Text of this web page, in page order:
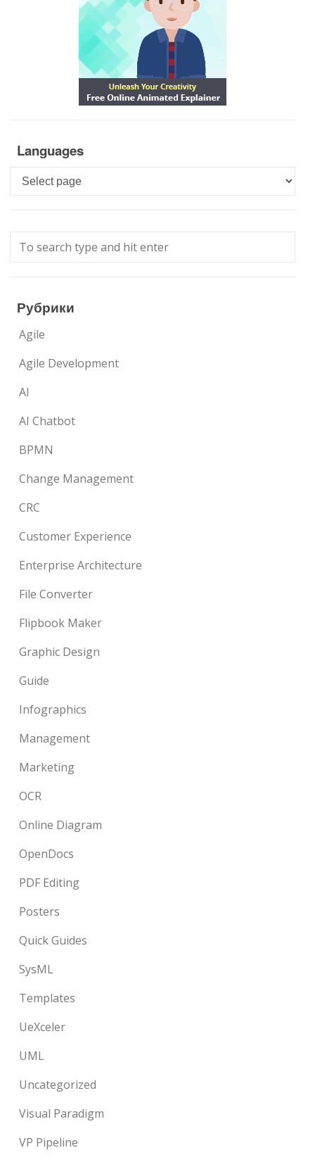
Languages
Languages
Рубрики
Agile
Agile Development
AI
AI Chatbot
BPMN
Change Management
CRC
Customer Experience
Enterprise Architecture
File Converter
Flipbook Maker
Graphic Design
Guide
Infographics
Management
Marketing
OCR
Online Diagram
OpenDocs
PDF Editing
Posters
Quick Guides
SysML
Templates
UeXceler
UML
Uncategorized
Visual Paradigm
VP Pipeline